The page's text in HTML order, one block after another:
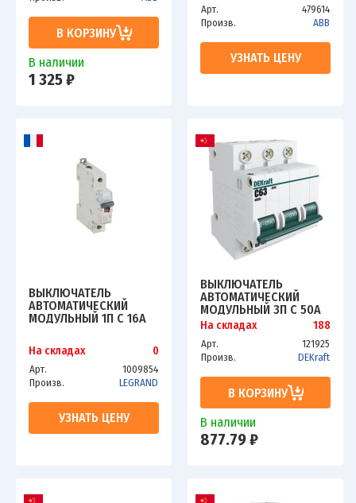
В КОРЗИНУ
В наличии
1 325 ₽
Арт.
479614
Произв.
ABB
УЗНАТЬ ЦЕНУ
ВЫКЛЮЧАТЕЛЬ
АВТОМАТИЧЕСКИЙ
МОДУЛЬНЫЙ 1П C 16А
230/400В LEG 407263
На складах 0
Арт.
1009854
Произв.
LEGRAND
УЗНАТЬ ЦЕНУ
ВЫКЛЮЧАТЕЛЬ
АВТОМАТИЧЕСКИЙ
МОДУЛЬНЫЙ 3П C 50А
4.5КА ВА-101 SCHE
11083DEK
На складах 188
Арт.
121925
Произв.
DEKraft
В КОРЗИНУ
В наличии
877.79 ₽